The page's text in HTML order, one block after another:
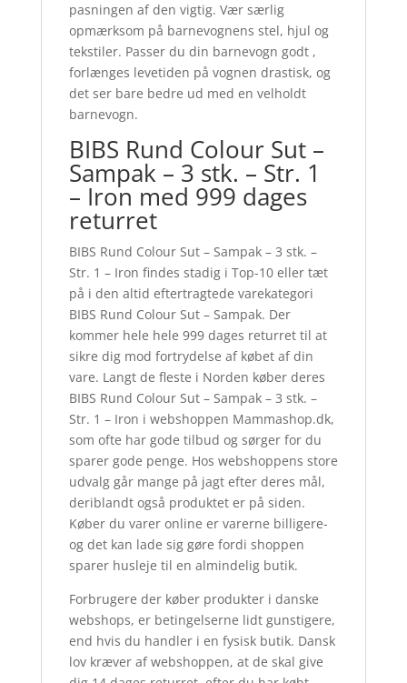
pasningen af den vigtig. Vær særlig
opmærksom på barnevognens stel, hjul og
tekstiler. Passer du din barnevogn godt ,
forlænges levetiden på vognen drastisk, og
det ser bare bedre ud med en velholdt
barnevogn.
BIBS Rund Colour Sut –
Sampak – 3 stk. – Str. 1
– Iron med 999 dages
returret
BIBS Rund Colour Sut – Sampak – 3 stk. –
Str. 1 – Iron findes stadig i Top-10 eller tæt
på i den altid eftertragtede varekategori
BIBS Rund Colour Sut – Sampak. Der
kommer hele hele 999 dages returret til at
sikre dig mod fortrydelse af købet af din
vare. Langt de fleste i Norden køber deres
BIBS Rund Colour Sut – Sampak – 3 stk. –
Str. 1 – Iron i webshoppen Mammashop.dk,
som ofte har gode tilbud og sørger for du
sparer gode penge. Hos webshoppens store
udvalg går mange på jagt efter deres mål,
deriblandt også produktet er på siden.
Køber du varer online er varerne billigere-
og det kan lade sig gøre fordi shoppen
sparer husleje til en almindelig butik.
Forbrugere der køber produkter i danske
webshops, er betingelserne lidt gunstigere,
end hvis du handler i en fysisk butik. Dansk
lov kræver af webshoppen, at de skal give